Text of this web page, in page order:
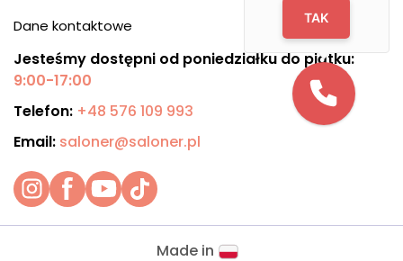
Dane kontaktowe
Jesteśmy dostępni od poniedziałku do piątku:
9:00-17:00
Telefon: +48 576 109 993
Email: saloner@saloner.pl
Made in
TAK